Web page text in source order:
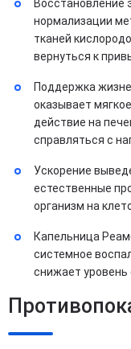
Восстановление
нормализации
тканей
вернуться к
Поддержка
оказывает
действие на
справляться с
Ускорение
естественные
организм на
Капельница
системное
снижает уровень